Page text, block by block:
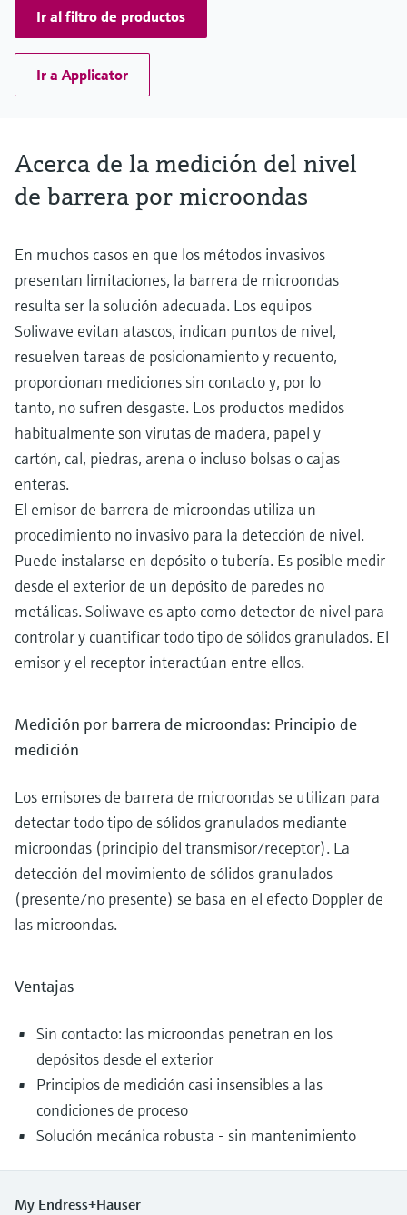
Ir al filtro de productos
Ir a Applicator
Acerca de la medición del nivel
de barrera por microondas
En muchos casos en que los métodos invasivos
presentan limitaciones, la barrera de microondas
resulta ser la solución adecuada. Los equipos
Soliwave evitan atascos, indican puntos de nivel,
resuelven tareas de posicionamiento y recuento,
proporcionan mediciones sin contacto y, por lo
tanto, no sufren desgaste. Los productos medidos
habitualmente son virutas de madera, papel y
cartón, cal, piedras, arena o incluso bolsas o cajas
enteras.
El emisor de barrera de microondas utiliza un
procedimiento no invasivo para la detección de nivel.
Puede instalarse en depósito o tubería. Es posible medir
desde el exterior de un depósito de paredes no
metálicas. Soliwave es apto como detector de nivel para
controlar y cuantificar todo tipo de sólidos granulados. El
emisor y el receptor interactúan entre ellos.
Medición por barrera de microondas: Principio de
medición
Los emisores de barrera de microondas se utilizan para
detectar todo tipo de sólidos granulados mediante
microondas (principio del transmisor/receptor). La
detección del movimiento de sólidos granulados
(presente/no presente) se basa en el efecto Doppler de
las microondas.
Ventajas
Sin contacto: las microondas penetran en los
depósitos desde el exterior
Principios de medición casi insensibles a las
condiciones de proceso
Solución mecánica robusta - sin mantenimiento
My Endress+Hauser